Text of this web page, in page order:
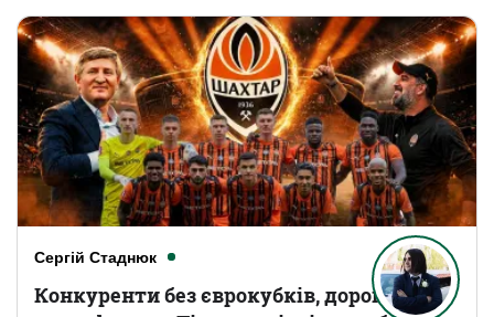
Сергій Стаднюк
Конкуренти без єврокубків, дорогі